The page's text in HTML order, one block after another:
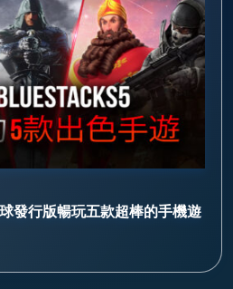
發行版暢玩五款超棒的手機遊